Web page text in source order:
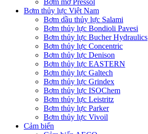
Bơm mỡ Pressol
Bơm thủy lực Việt Nam
Bơm dầu thủy lực Salami
Bơm thủy lực Bondioli Pavesi
Bơm thủy lực Bucher Hydraulics
Bơm thủy lực Concentric
Bơm thủy lực Denison
Bơm thủy lực EASTERN
Bơm thủy lực Galtech
Bơm thủy lực Grindex
Bơm thủy lực ISOChem
Bơm thủy lực Leistritz
Bơm thủy lực Parker
Bơm thủy lực Vivoil
Cảm biến